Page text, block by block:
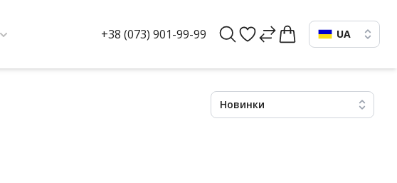
+38 (073) 901-99-99 UA
Новинки